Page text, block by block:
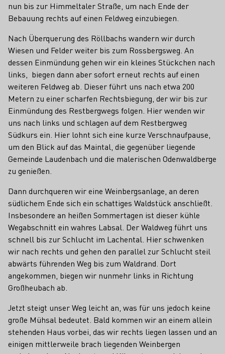
nun bis zur Himmeltaler Straße, um nach Ende der
Bebauung rechts auf einen Feldweg einzubiegen.
Nach Überquerung des Röllbachs wandern wir durch
Wiesen und Felder weiter bis zum Rossbergsweg. An
dessen Einmündung gehen wir ein kleines Stückchen nach
links, biegen dann aber sofort erneut rechts auf einen
weiteren Feldweg ab. Dieser führt uns nach etwa 200
Metern zu einer scharfen Rechtsbiegung, der wir bis zur
Einmündung des Restbergwegs folgen. Hier wenden wir
uns nach links und schlagen auf dem Restbergweg
Südkurs ein. Hier lohnt sich eine kurze Verschnaufpause,
um den Blick auf das Maintal, die gegenüber liegende
Gemeinde Laudenbach und die malerischen Odenwaldberge
zu genießen.
Dann durchqueren wir eine Weinbergsanlage, an deren
südlichem Ende sich ein schattiges Waldstück anschließt.
Insbesondere an heißen Sommertagen ist dieser kühle
Wegabschnitt ein wahres Labsal. Der Waldweg führt uns
schnell bis zur Schlucht im Lachental. Hier schwenken
wir nach rechts und gehen den parallel zur Schlucht steil
abwärts führenden Weg bis zum Waldrand. Dort
angekommen, biegen wir nunmehr links in Richtung
Großheubach ab.
Jetzt steigt unser Weg leicht an, was für uns jedoch keine
große Mühsal bedeutet. Bald kommen wir an einem allein
stehenden Haus vorbei, das wir rechts liegen lassen und an
einigen mittlerweile brach liegenden Weinbergen